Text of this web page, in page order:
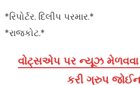
*રિપોર્ટર. દિલીપ પરમાર.*
*રાજકોટ.*
વોટ્સએપ પર ન્યૂઝ મેળવવા
કરી ગ્રુપ જોઈન